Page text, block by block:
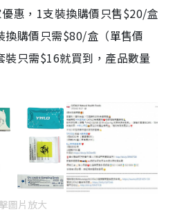
惠，1支裝換購價只售$20/盒
換購價只需$80/盒（單售價
只需$16就買到，產品數量
圖片放大